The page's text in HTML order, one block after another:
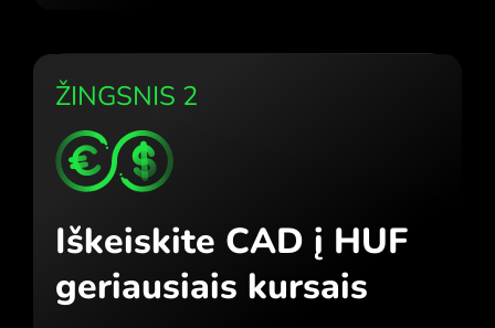
ŽINGSNIS 2
Iškeiskite CAD į HUF
geriausiais kursais